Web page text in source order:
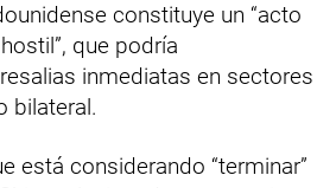
constituye un “acto
que podría
inmediatas en sectores
bilateral.
está considerando “terminar”